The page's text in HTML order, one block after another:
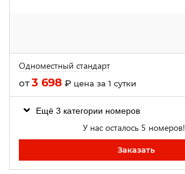
Одноместный стандарт
от3 698 ₽ цена за 1 сутки
Ещё 3 категории номеров
У нас осталось 5 номеров!
Заказать